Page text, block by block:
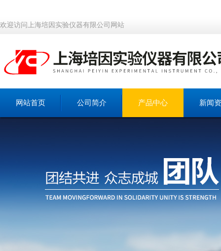
欢迎访问上海培因实验仪器有限公司网站
网站首页 公司简介 产品中心 新闻